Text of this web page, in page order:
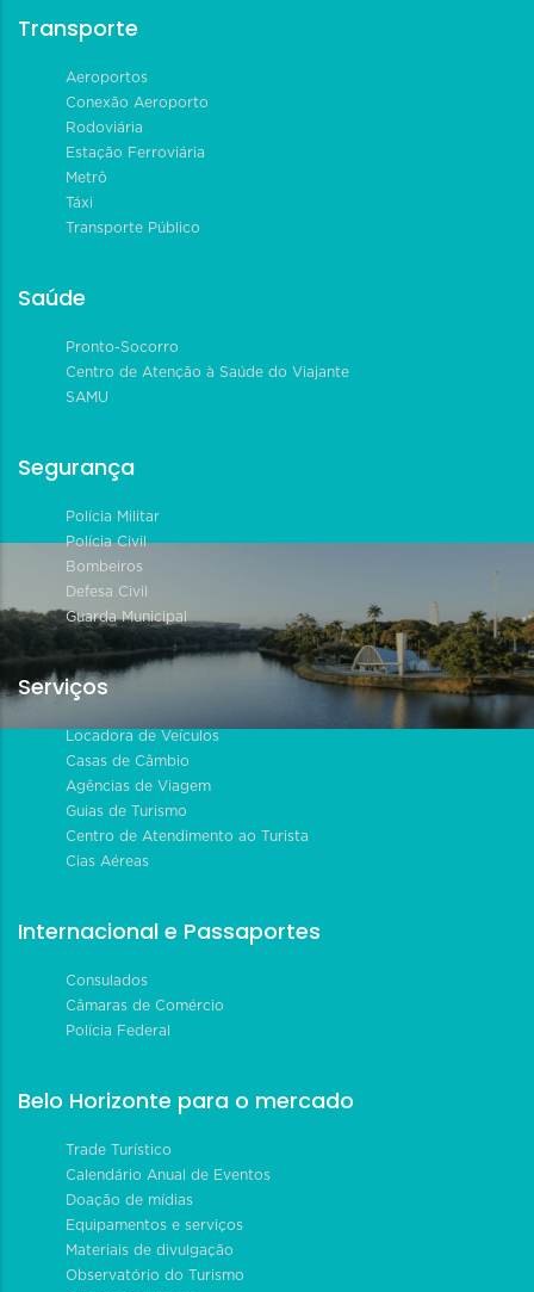
Transporte
Aeroportos
Conexão Aeroporto
Rodoviária
Estação Ferroviária
Metrô
Táxi
Transporte Público
Saúde
Pronto-Socorro
Centro de Atenção à Saúde do Viajante
SAMU
Segurança
Polícia Militar
Polícia Civil
Bombeiros
Defesa Civil
Guarda Municipal
Serviços
Locadora de Veículos
Casas de Câmbio
Agências de Viagem
Guias de Turismo
Centro de Atendimento ao Turista
Cias Aéreas
Internacional e Passaportes
Consulados
Câmaras de Comércio
Polícia Federal
Belo Horizonte para o mercado
Trade Turístico
Calendário Anual de Eventos
Doação de mídias
Equipamentos e serviços
Materiais de divulgação
Observatório do Turismo